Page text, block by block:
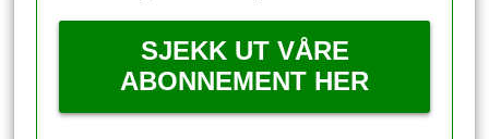
SJEKK UT VÅRE
ABONNEMENT HER